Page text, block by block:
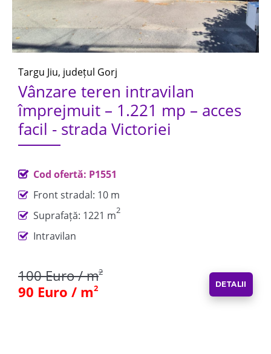
Targu Jiu, județul Gorj
Vânzare teren intravilan
împrejmuit – 1.221 mp – acces
facil - strada Victoriei
Cod ofertă: P1551
Front stradal: 10 m
Suprafață: 1221 m2
Intravilan
100 Euro / m2
90 Euro / m2 DETALII